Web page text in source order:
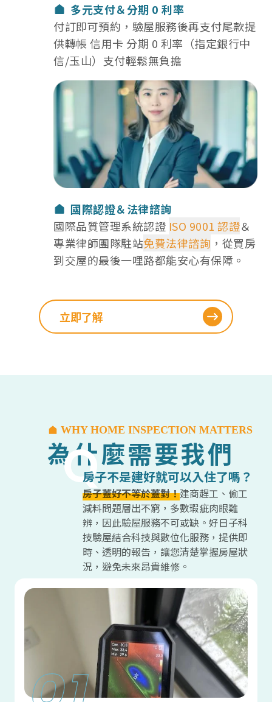
多元支付＆分期 0 利率
付訂即可預約，驗屋服務後再支付尾款提
供轉帳 信用卡 分期 0 利率（指定銀行中
信/玉山）支付輕鬆無負擔
國際認證＆法律諮詢
國際品質管理系統認證 ISO 9001 認證＆
專業律師團隊駐站免費法律諮詢 ，從買房
到交屋的最後一哩路都能安心有保障。
立即了解
WHY HOME INSPECTION MATTERS
為什麼需要我們
房子不是建好就可以入住了嗎？
房子蓋好不等於蓋對！建商趕工、偷工
減料問題層出不窮，多數瑕疵肉眼難
辨，因此驗屋服務不可或缺。好日子科
技驗屋結合科技與數位化服務，提供即
時、透明的報告，讓您清楚掌握房屋狀
況，避免未來昂貴維修。